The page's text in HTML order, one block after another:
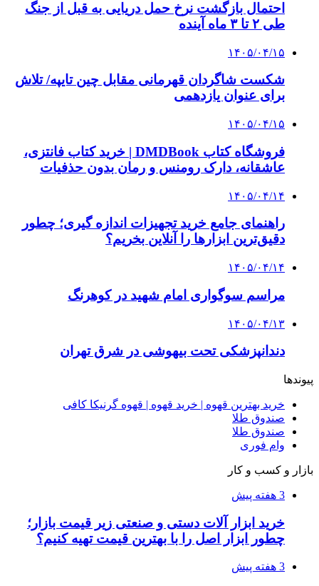
احتمال بازگشت نرخ حمل دریایی به قبل از جنگ
طی ۲ تا ۳ ماه آینده
۱۴۰۵/۰۴/۱۵
شکست شاگردان قهرمانی مقابل چین تایپه/ تلاش
برای عنوان یازدهمی
۱۴۰۵/۰۴/۱۵
فروشگاه کتاب DMDBook | خرید کتاب فانتزی،
عاشقانه، دارک رومنس و رمان بدون حذفیات
۱۴۰۵/۰۴/۱۴
راهنمای جامع خرید تجهیزات اندازه گیری؛ چطور
دقیق‌ترین ابزارها را آنلاین بخریم؟
۱۴۰۵/۰۴/۱۴
مراسم سوگواری امام شهید در کوهرنگ
۱۴۰۵/۰۴/۱۳
دندانپزشکی تحت بیهوشی در شرق تهران
پیوندها
خرید بهترین قهوه | خرید قهوه | قهوه گرنیکا کافی
صندوق طلا
صندوق طلا
وام فوری
بازار و کسب و کار
3 هفته پیش
خرید ابزار آلات دستی و صنعتی زیر قیمت بازار؛
چطور ابزار اصل را با بهترین قیمت تهیه کنیم؟
3 هفته پیش